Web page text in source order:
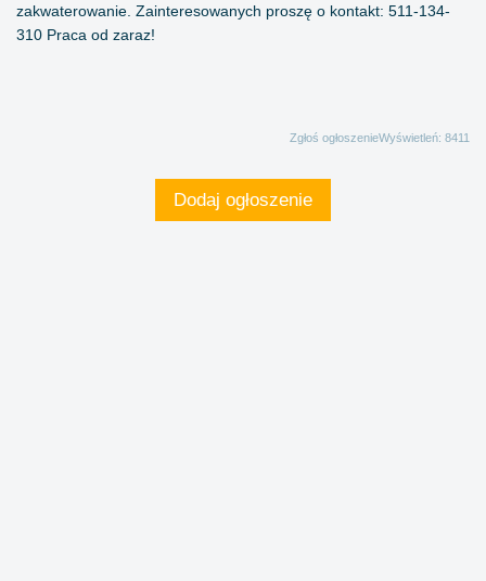
zakwaterowanie. Zainteresowanych proszę o kontakt: 511-134-
310 Praca od zaraz!
Zgłoś ogłoszenieWyświetleń: 8411
Dodaj ogłoszenie